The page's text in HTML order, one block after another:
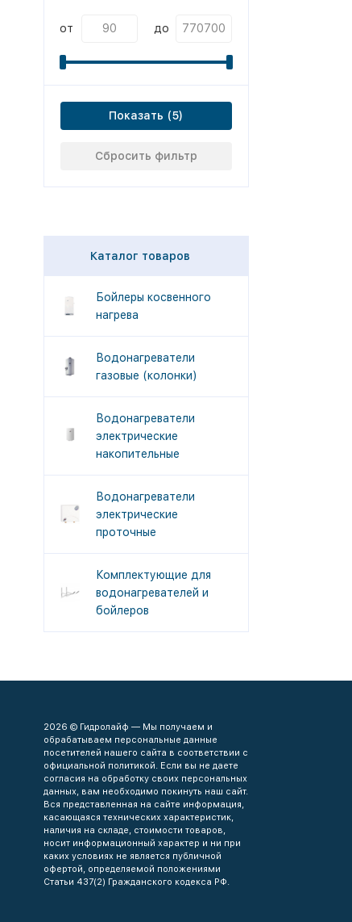
от до
Показать
Сбросить фильтр
Каталог товаров
Бойлеры косвенного
нагрева
Водонагреватели
газовые (колонки)
Водонагреватели
электрические
накопительные
Водонагреватели
электрические
проточные
Комплектующие для
водонагревателей и
бойлеров
2026 © Гидролайф — Мы получаем и
обрабатываем персональные данные
посетителей нашего сайта в соответствии с
официальной политикой. Если вы не даете
согласия на обработку своих персональных
данных, вам необходимо покинуть наш сайт.
Вся представленная на сайте информация,
касающаяся технических характеристик,
наличия на складе, стоимости товаров,
носит информационный характер и ни при
каких условиях не является публичной
офертой, определяемой положениями
Статьи 437(2) Гражданского кодекса РФ.